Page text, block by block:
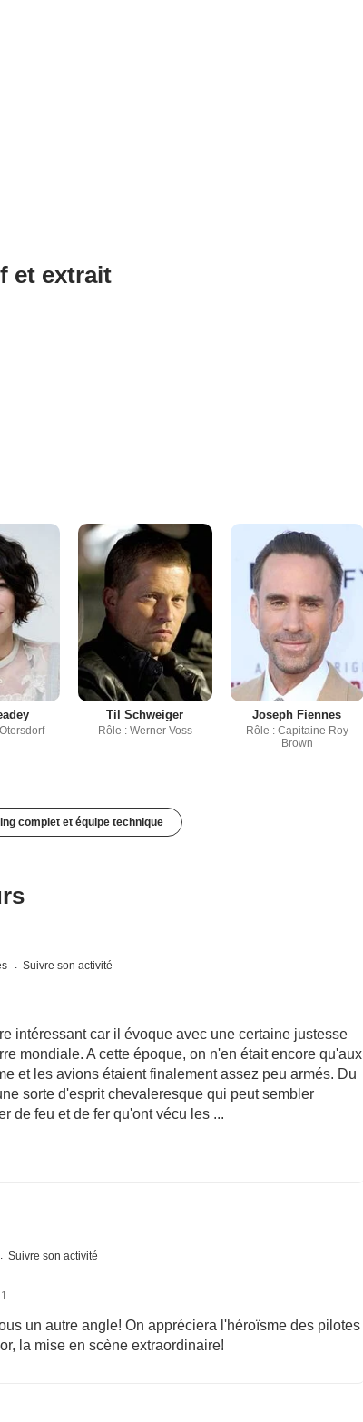
et extrait
Til Schweiger
Rôle : Werner Voss
Joseph Fiennes
Rôle : Capitaine Roy
Brown
complet et équipe technique
Suivre son activité
intéressant car il évoque avec une certaine justesse
mondiale. A cette époque, on n'en était encore qu'aux
et les avions étaient finalement assez peu armés. Du
sorte d'esprit chevaleresque qui peut sembler
de feu et de fer qu'ont vécu les ...
Suivre son activité
un autre angle! On appréciera l'héroïsme des pilotes
la mise en scène extraordinaire!